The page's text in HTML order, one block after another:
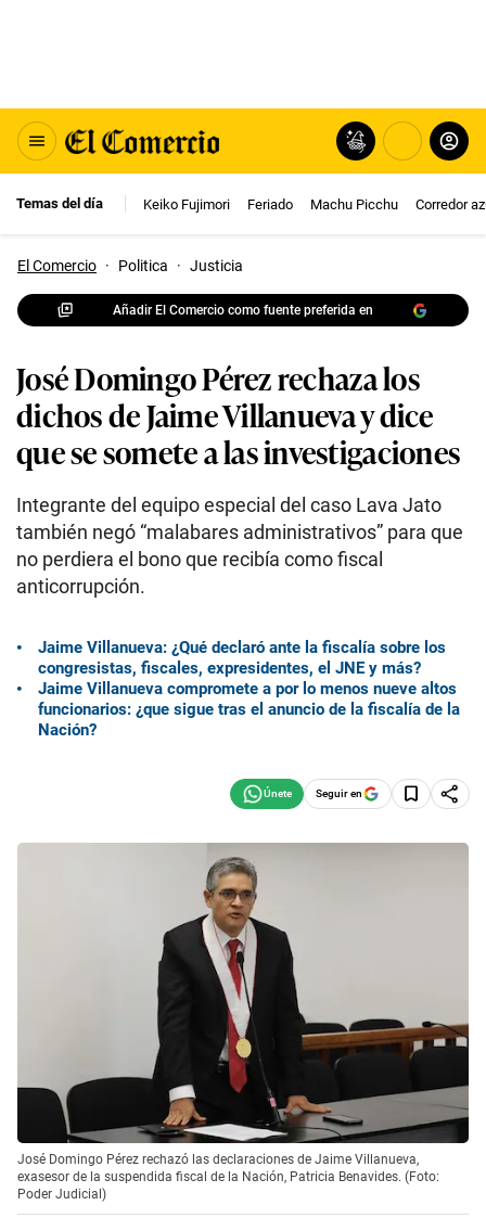
Temas del día Keiko Fujimori Feriado Machu Picchu Corredor
El Comercio · Politica · Justicia
Añadir El Comercio como fuente preferida en
José Domingo Pérez rechaza los
dichos de Jaime Villanueva y dice
que se somete a las investigaciones
Integrante del equipo especial del caso Lava Jato
también negó “malabares administrativos” para que
no perdiera el bono que recibía como fiscal
anticorrupción.
Jaime Villanueva: ¿Qué declaró ante la fiscalía sobre los
congresistas, fiscales, expresidentes, el JNE y más?
Jaime Villanueva compromete a por lo menos nueve altos
funcionarios: ¿que sigue tras el anuncio de la fiscalía de la
Nación?
Seguir en
José Domingo Pérez rechazó las declaraciones de Jaime Villanueva,
exasesor de la suspendida fiscal de la Nación, Patricia Benavides. (Foto:
Poder Judicial)